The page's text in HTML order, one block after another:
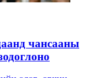
чансааны